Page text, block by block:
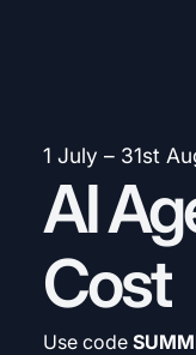
1 July – 31st
AI
Cost
Use code